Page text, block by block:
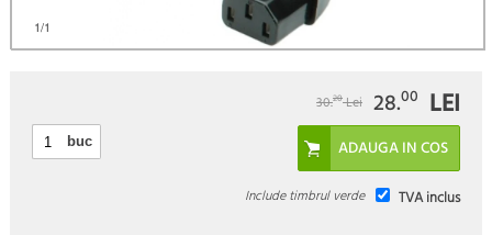
1/1
28.00 LEI
30.20Lei
buc
TVA inclus
Include timbrul verde